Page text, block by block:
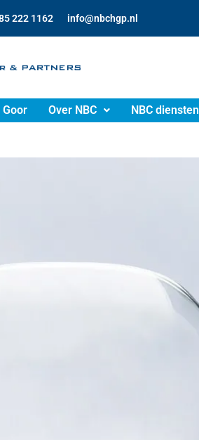
222 1162 info@nbchgp.nl
Goor Over NBC NBC diensten